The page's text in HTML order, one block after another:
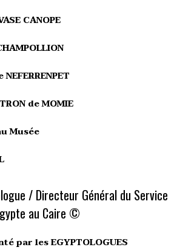
CANOPE
de MOMIE
Musée
/ Directeur Général du Service
au Caire ©
par les EGYPTOLOGUES